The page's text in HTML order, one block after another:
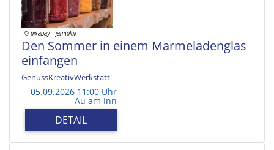
Den Sommer in einem Marmeladenglas
einfangen
GenussKreativWerkstatt
05.09.2026 11:00 Uhr
Au am Inn
DETAIL